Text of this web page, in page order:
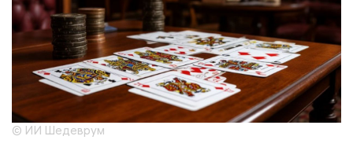
© ИИ Шедеврум